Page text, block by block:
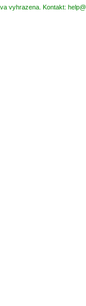
vyhrazena. Kontakt: